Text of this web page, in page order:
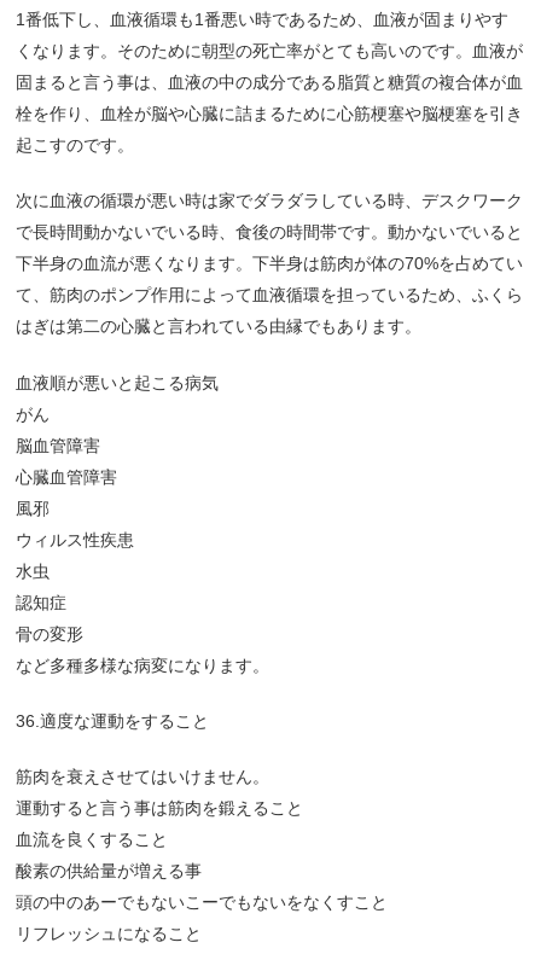
1番低下し、血液循環も1番悪い時であるため、血液が固まりやす
くなります。そのために朝型の死亡率がとても高いのです。血液が
固まると言う事は、血液の中の成分である脂質と糖質の複合体が血
栓を作り、血栓が脳や心臓に詰まるために心筋梗塞や脳梗塞を引き
起こすのです。
次に血液の循環が悪い時は家でダラダラしている時、デスクワーク
で長時間動かないでいる時、食後の時間帯です。動かないでいると
下半身の血流が悪くなります。下半身は筋肉が体の70%を占めてい
て、筋肉のポンプ作用によって血液循環を担っているため、ふくら
はぎは第二の心臓と言われている由縁でもあります。
血液順が悪いと起こる病気
がん
脳血管障害
心臓血管障害
風邪
ウィルス性疾患
水虫
認知症
骨の変形
など多種多様な病変になります。
36.適度な運動をすること
筋肉を衰えさせてはいけません。
運動すると言う事は筋肉を鍛えること
血流を良くすること
酸素の供給量が増える事
頭の中のあーでもないこーでもないをなくすこと
リフレッシュになること